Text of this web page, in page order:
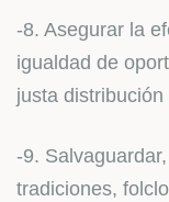
-8. Asegurar la
igualdad de
justa
-9.
tradiciones,